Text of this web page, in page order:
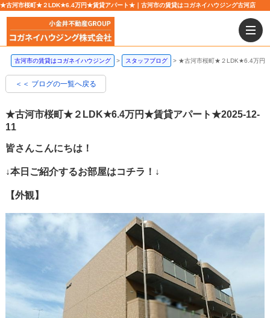
★古河市桜町★２LDK★6.4万円★賃貸アパート★｜古河市の賃貸はコガネイハウジング古河店
古河市の賃貸はコガネイハウジング スタッフブログ ★古河市桜町★２LDK★6.4万円
＜＜ ブログの一覧へ戻る
★古河市桜町★２LDK★6.4万円★賃貸アパート★2025-12-
11
皆さんこんにちは！
↓本日ご紹介するお部屋はコチラ！↓
【外観】